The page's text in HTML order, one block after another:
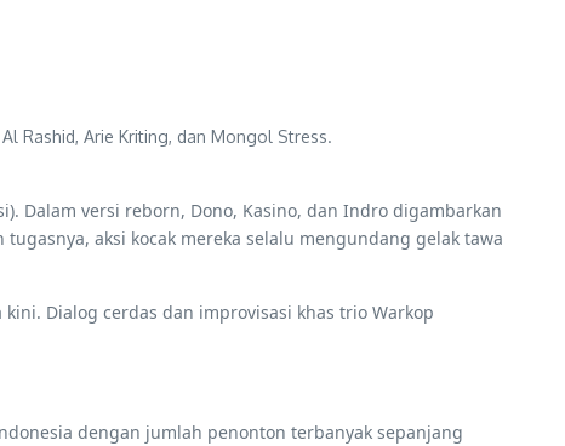
Rashid, Arie Kriting, dan Mongol Stress.
Dalam versi reborn, Dono, Kasino, dan Indro digambarkan
aksi kocak mereka selalu mengundang gelak tawa
Dialog cerdas dan improvisasi khas trio Warkop
dengan jumlah penonton terbanyak sepanjang